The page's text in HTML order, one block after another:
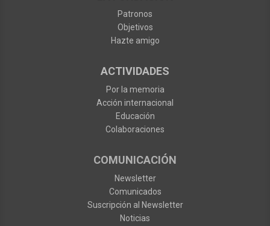
Patronos
Objetivos
Hazte amigo
ACTIVIDADES
Por la memoria
Acción internacional
Educación
Colaboraciones
COMUNICACIÓN
Newsletter
Comunicados
Suscripción al Newsletter
Noticias